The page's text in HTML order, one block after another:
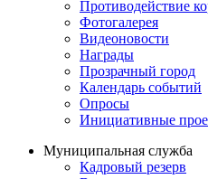
Противодействие
Фотогалерея
Видеоновости
Награды
Прозрачный город
Календарь событий
Опросы
Инициативные
Муниципальная служба
Кадровый резерв